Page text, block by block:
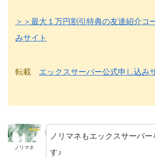
＞＞最大１万円割引特典の友達紹介コ
みサイト
転載 エックスサーバー公式申し込み
ノリマネ
ノリマネもエックスサーバー
す♪